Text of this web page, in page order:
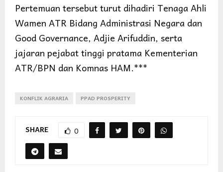
Pertemuan tersebut turut dihadiri Tenaga Ahli
Wamen ATR Bidang Administrasi Negara dan
Good Governance, Adjie Arifuddin, serta
jajaran pejabat tinggi pratama Kementerian
ATR/BPN dan Komnas HAM.***
KONFLIK AGRARIA PPAD PROSPERITY
SHARE 0